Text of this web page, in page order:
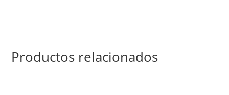
Productos relacionados